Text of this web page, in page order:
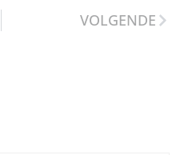
VOLGENDE